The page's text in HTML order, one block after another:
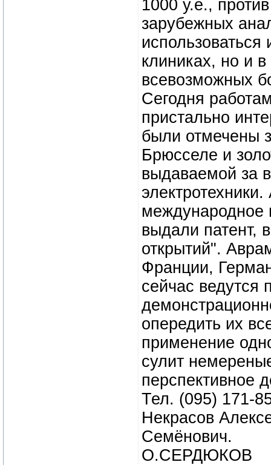
1000 у.е.,
зарубежных
использоваться
клиниках, но и
всевозможных
Сегодня
пристально
были отмечены
Брюсселе и
выдаваемой за
международное
выдали патент,
открытий".
Франции,
сейчас ведутся
опередить их
применение
сулит
перспективное
Тел. (095) 171-
Некрасов
Семёнович.
О.СЕРДЮКОВ